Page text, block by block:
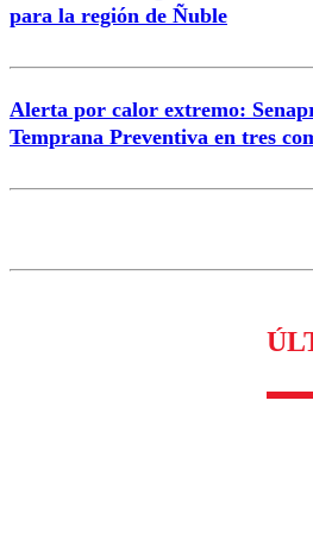
para la región de Ñuble
Alerta por calor extremo:
Temprana Preventiva en tres